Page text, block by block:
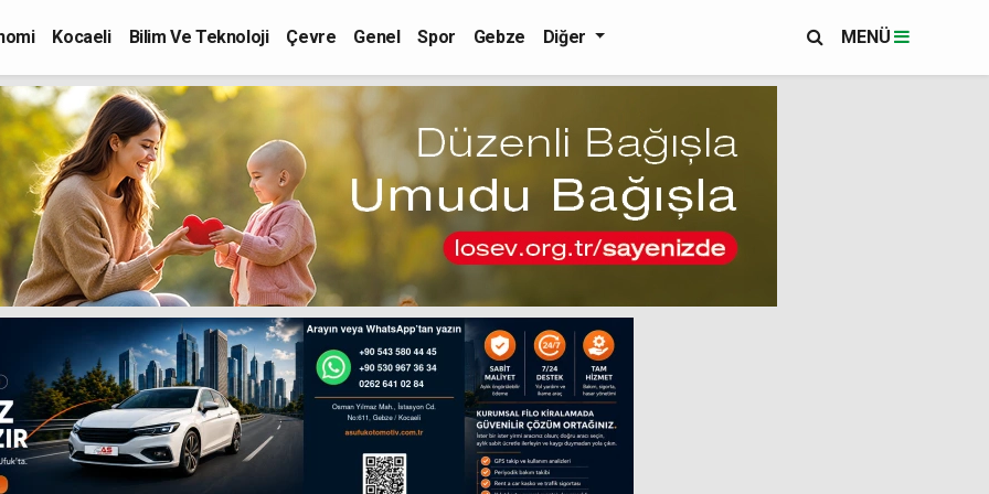
Kocaeli Bilim Ve Teknoloji Çevre Genel Spor Gebze Diğer MENÜ